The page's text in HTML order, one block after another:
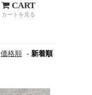
CART
カートを見る
価格順 - 新着順